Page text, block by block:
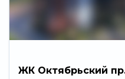
ЖК Октябрьский